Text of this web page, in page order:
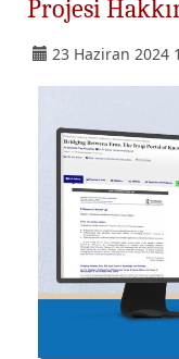
Projesi
23 Haziran 2024